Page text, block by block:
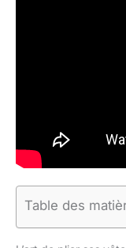
Table des